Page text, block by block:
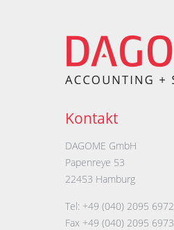
Kontakt
DAGOME GmbH
Papenreye 53
22453 Hamburg
Tel: +49 (040) 2095 6972
Fax +49 (040) 2095 6973